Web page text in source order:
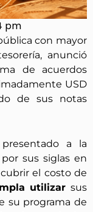
pm
con mayor
anunció
de acuerdos
USD
de sus notas
presentado a la
sus siglas en
el costo de
utilizar sus
su programa de